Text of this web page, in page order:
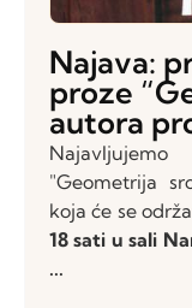
Najava:
proze
autora
"Geometrija
koja će se
18 sati u sali
...